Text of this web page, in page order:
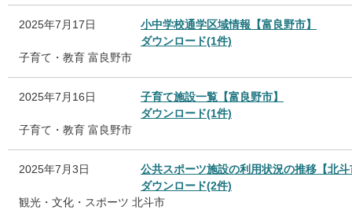
2025年7月17日
小中学校通学区域情報【富良野市】
ダウンロード(1件)
子育て・教育 富良野市
2025年7月16日
子育て施設一覧【富良野市】
ダウンロード(1件)
子育て・教育 富良野市
2025年7月3日
公共スポーツ施設の利用状況の推移【北斗
ダウンロード(2件)
観光・文化・スポーツ 北斗市